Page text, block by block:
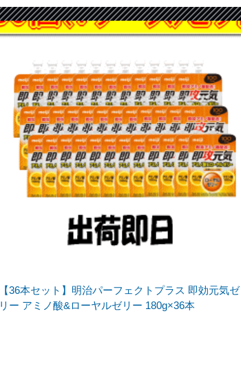
【36本セット】明治パーフェクトプラス 即効元気ゼ
リー アミノ酸&ローヤルゼリー 180g×36本